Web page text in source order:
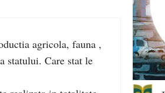
agricola, fauna ,
statului. Care stat le